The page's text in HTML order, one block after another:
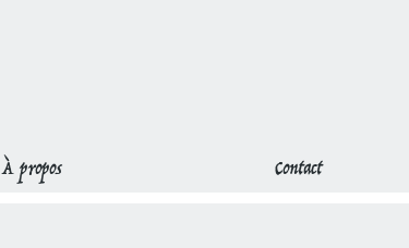
À propos Contact